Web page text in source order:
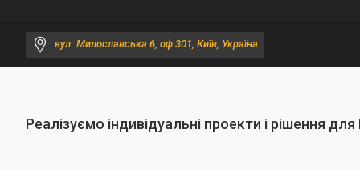
вул. Милославська 6, оф 301, Київ, Україна
Реалізуємо індивідуальні проекти і рішення для